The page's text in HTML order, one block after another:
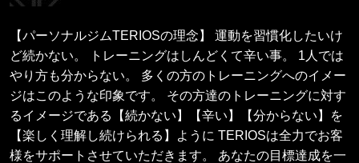
【パーソナルジムTERIOSの理念】 運動を習慣化したいけ
ど続かない。 トレーニングはしんどくて辛い事。 1人では
やり方も分からない。 多くの方のトレーニングへのイメー
ジはこのような印象です。 その方達のトレーニングに対す
るイメージである【続かない】【辛い】【分からない】を
【楽しく理解し続けられる】ように TERIOSは全力でお客
様をサポートさせていただきます。 あなたの目標達成を一